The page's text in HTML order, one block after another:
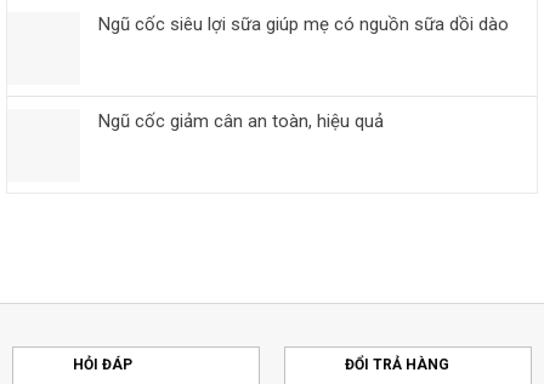
Ngũ cốc siêu lợi sữa giúp mẹ có nguồn sữa dồi dào
Ngũ cốc giảm cân an toàn, hiệu quả
HỎI ĐÁP ĐỔI TRẢ HÀNG